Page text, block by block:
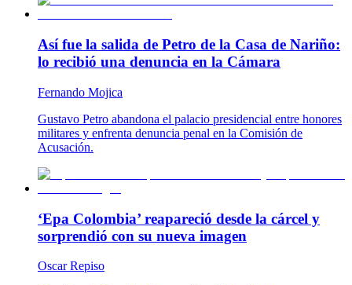
Así fue la salida de Petro de la Casa de Nariño:
lo recibió una denuncia en la Cámara
Fernando Mojica
Gustavo Petro abandona el palacio presidencial entre honores
militares y enfrenta denuncia penal en la Comisión de
Acusación.
‘Epa Colombia’ reapareció desde la cárcel y
sorprendió con su nueva imagen
Oscar Repiso